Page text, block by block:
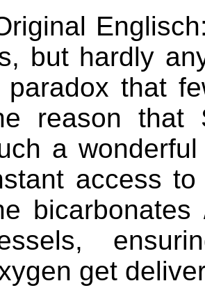
but hardly
paradox that
reason that
a
access
bicarbonates
get